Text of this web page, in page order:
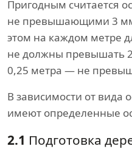
Пригодным считается
не превышающими 3
этом на каждом метре
не должны превышать
0,25 метра — не
В зависимости от вида
имеют определенные
2.1 Подготовка